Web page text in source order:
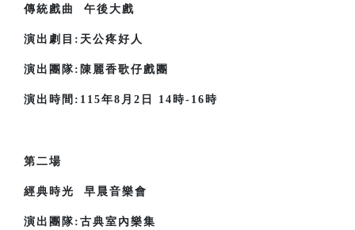
傳統戲曲 午後大戲
演出劇目:天公疼好人
演出團隊:陳麗香歌仔戲團
演出時間:115年8月2日 14時-16時
第二場
經典時光 早晨音樂會
演出團隊:古典室內樂集